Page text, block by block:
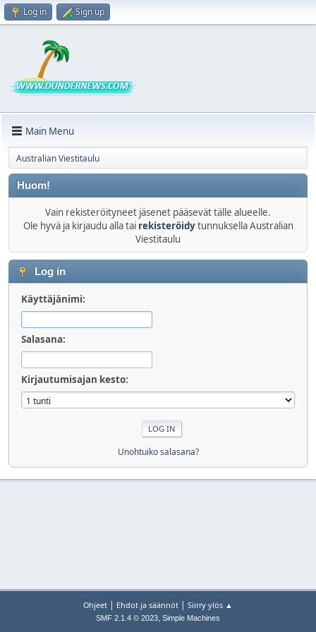
Log in Sign up
Main Menu
Australian Viestitaulu
Huom!
Vain rekisteröityneet jäsenet pääsevät tälle alueelle.
Ole hyvä ja kirjaudu alla tai rekisteröidytunnuksella Australian
Viestitaulu
Log in
Käyttäjänimi:
Salasana:
Kirjautumisajan kesto:
Unohtuiko salasana?
Ohjeet | Ehdot ja säännöt | Siirry ylös ▲
SMF 2.1.4 © 2023, Simple Machines